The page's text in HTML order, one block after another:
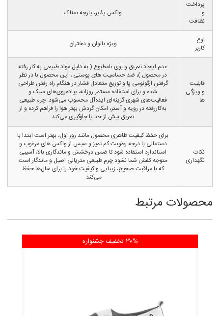
پرداخت
و
نظافت
واکس پذیر، پارچه نمناک
نوع
کاربر
ویژه بانوان و دختران
قابلیت
و ویژگی
ها
عدم ایجاد تعریق و بوی نامطبوع ( به دلیل مواد طبیعی به کار رفته
در محصول )، ضد حساسیت های پوستی ، این محصول با در نظر
گرفتن ارگونومی پا و توزیع متعادل فشار در هنگام راه رفتن طراحی
شده و برای استفاده مستمر روزانه، پیاده‌روی‌های سبک و
فعالیت‌های شهری گزینه‌ای ایده‌آل محسوب می‌شود. چرم طبیعی
به‌کاررفته در رویه و آستر، امکان گردش بهتر هوا را فراهم کرده و از
تعریق بیش از حد پا جلوگیری می‌کند
نکات
نگهداری
برای حفظ کیفیت ظاهری محصول مانند روز اول، بهتر است ابتدا با
دستمالی با درجه رطوبت کم تمیز و سپس از واکس های مرغوب و
استاندارد استفاده شود تا ضمن درخشش و ماندگاری بالا، آسیبی
متوجه کفش شما نشود.چرم طبیعی متریالی اصیل و ماندگار است
که با مراقبت صحیح، زیبایی و کیفیت خود را برای سال‌ها حفظ
می‌کند.
محصولات مرتبط
۳۰% تخفیف جشنواره